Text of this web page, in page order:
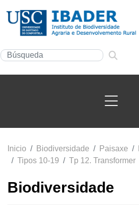
Inicio Biodiversidade Paisaxe
Tipos 10-19
Tp 12. Transformer
Biodiversidade